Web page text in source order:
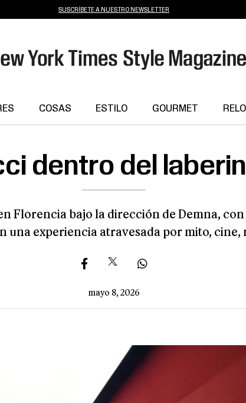
SUSCRÍBETE A NUESTRO NEWSLETTER
COSAS ESTILO GOURMET
dentro del
Florencia bajo la dirección de Demna,
una experiencia atravesada por mito, cine,
mayo 8, 2026